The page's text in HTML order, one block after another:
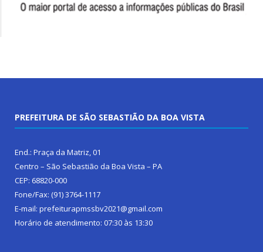
PREFEITURA DE SÃO SEBASTIÃO DA BOA VISTA
End.: Praça da Matriz, 01
Centro – São Sebastião da Boa Vista – PA
CEP: 68820-000
Fone/Fax: (91) 3764-1117
E-mail: prefeiturapmssbv2021@gmail.com
Horário de atendimento: 07:30 às 13:30